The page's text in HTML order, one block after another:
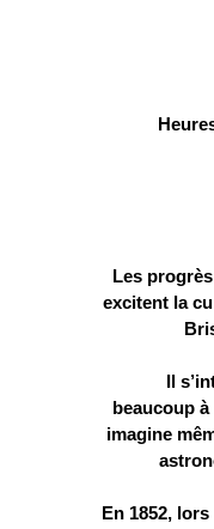
Les
excitent la
Il
beaucoup
imagine
En 1852,